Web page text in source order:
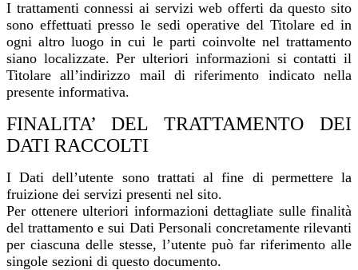
I trattamenti connessi ai servizi web offerti da questo sito
sono effettuati presso le sedi operative del Titolare ed in
ogni altro luogo in cui le parti coinvolte nel trattamento
siano localizzate. Per ulteriori informazioni si contatti il
Titolare all’indirizzo mail di riferimento indicato nella
presente informativa.
FINALITA’ DEL TRATTAMENTO DEI
DATI RACCOLTI
I Dati dell’utente sono trattati al fine di permettere la
fruizione dei servizi presenti nel sito.
Per ottenere ulteriori informazioni dettagliate sulle finalità
del trattamento e sui Dati Personali concretamente rilevanti
per ciascuna delle stesse, l’utente può far riferimento alle
singole sezioni di questo documento.